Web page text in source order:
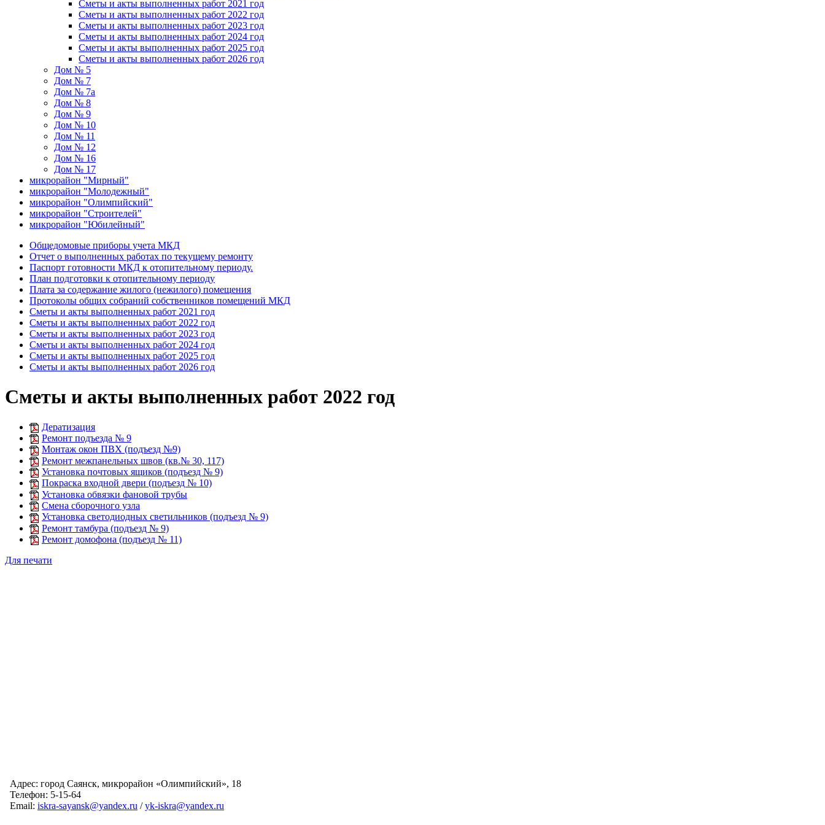
Сметы и акты выполненных работ 2021 год
Сметы и акты выполненных работ 2022 год
Сметы и акты выполненных работ 2023 год
Сметы и акты выполненных работ 2024 год
Сметы и акты выполненных работ 2025 год
Сметы и акты выполненных работ 2026 год
Дом № 5
Дом № 7
Дом № 7а
Дом № 8
Дом № 9
Дом № 10
Дом № 11
Дом № 12
Дом № 16
Дом № 17
микрорайон "Мирный"
микрорайон "Молодежный"
микрорайон "Олимпийский"
микрорайон "Строителей"
микрорайон "Юбилейный"
Общедомовые приборы учета МКД
Отчет о выполненных работах по текущему ремонту
Паспорт готовности МКД к отопительному периоду.
План подготовки к отопительному периоду
Плата за содержание жилого (нежилого) помещения
Протоколы общих собраний собственников помещений МКД
Сметы и акты выполненных работ 2021 год
Сметы и акты выполненных работ 2022 год
Сметы и акты выполненных работ 2023 год
Сметы и акты выполненных работ 2024 год
Сметы и акты выполненных работ 2025 год
Сметы и акты выполненных работ 2026 год
Сметы и акты выполненных работ 2022 год
Дератизация
Ремонт подъезда № 9
Монтаж окон ПВХ (подъезд №9)
Ремонт межпанельных швов (кв.№ 30, 117)
Установка почтовых ящиков (подъезд № 9)
Покраска входной двери (подъезд № 10)
Установка обвязки фановой трубы
Смена сборочного узла
Установка светодиодных светильников (подъезд № 9)
Ремонт тамбура (подъезд № 9)
Ремонт домофона (подъезд № 11)
Для печати
Адрес: город Саянск, микрорайон «Олимпийский», 18
Телефон: 5-15-64
Email: iskra-sayansk@yandex.ru /yk-iskra@yandex.ru